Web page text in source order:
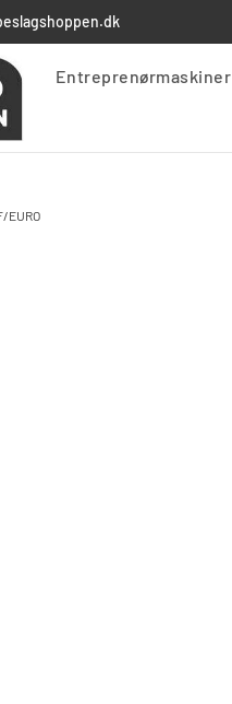
Entreprenørmaskiner
EURO